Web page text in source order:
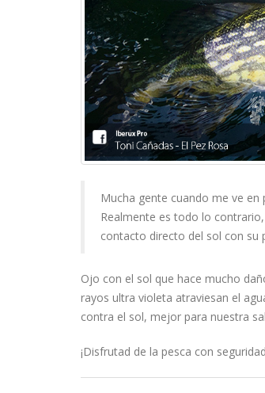
Mucha gente cuando me ve
Realmente es todo lo
contacto directo del sol con su
Ojo con el sol que hace mucho
rayos ultra violeta atraviesan el
contra el sol, mejor para nuestra
¡Disfrutad de la pesca con